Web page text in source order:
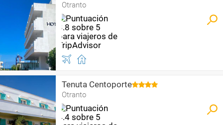
Otranto
Tenuta Centoporte
Otranto